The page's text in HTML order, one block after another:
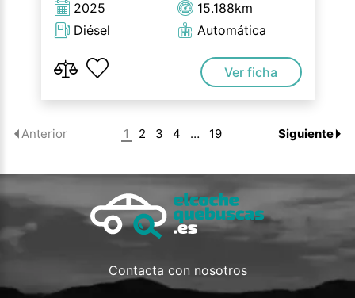
2025
Diésel
15.188km
Automática
Ver ficha
Anterior 1 2 3 4 … 19 Siguiente
Contacta con nosotros